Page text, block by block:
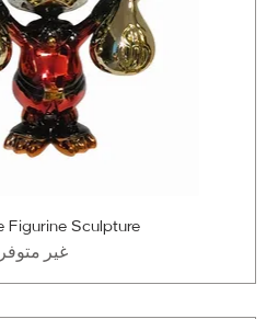
Figurine Sculpture
غير متوفر